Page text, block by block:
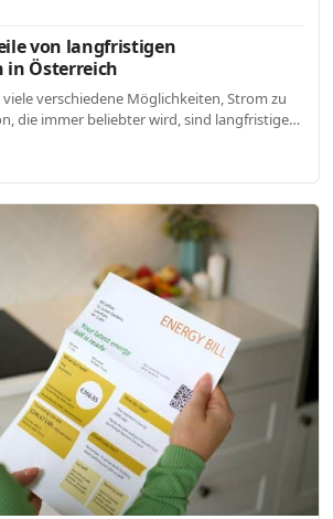
von langfristigen
in Österreich
verschiedene Möglichkeiten, Strom zu
die immer beliebter wird, sind langfristige…